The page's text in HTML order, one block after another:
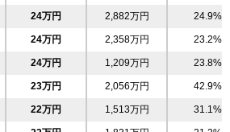
24万円 2,882万円 24.9%
24万円 2,358万円 23.2%
24万円 1,209万円 23.8%
23万円 2,056万円 42.9%
22万円 1,513万円 31.1%